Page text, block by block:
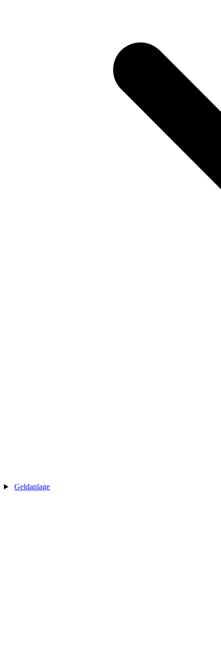
Geldanlage